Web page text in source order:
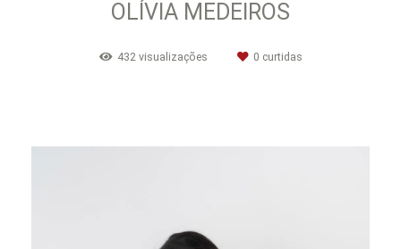
OLÍVIA MEDEIROS
432visualizações 0 curtidas